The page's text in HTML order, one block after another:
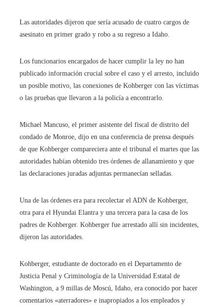
Las autoridades dijeron que sería acusado de cuatro cargos de
asesinato en primer grado y robo a su regreso a Idaho.
Los funcionarios encargados de hacer cumplir la ley no han
publicado información crucial sobre el caso y el arresto, incluido
un posible motivo, las conexiones de Kohberger con las víctimas
o las pruebas que llevaron a la policía a encontrarlo.
Michael Mancuso, el primer asistente del fiscal de distrito del
condado de Monroe, dijo en una conferencia de prensa después
de que Kohberger compareciera ante el tribunal el martes que las
autoridades habían obtenido tres órdenes de allanamiento y que
las declaraciones juradas adjuntas permanecían selladas.
Una de las órdenes era para recolectar el ADN de Kohberger,
otra para el Hyundai Elantra y una tercera para la casa de los
padres de Kohberger. Kohberger fue arrestado allí sin incidentes,
dijeron las autoridades.
Kohberger, estudiante de doctorado en el Departamento de
Justicia Penal y Criminología de la Universidad Estatal de
Washington, a 9 millas de Moscú, Idaho, era conocido por hacer
comentarios «aterradores» e inapropiados a los empleados y